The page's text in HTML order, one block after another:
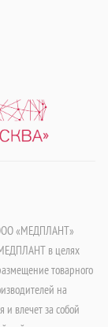
«МЕДПЛАНТ»
МЕДПЛАНТ в целях
товарного
на
и влечет за собой